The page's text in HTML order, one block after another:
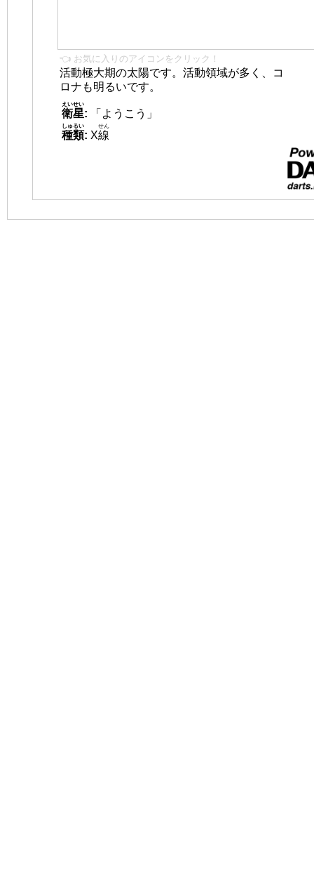
👈 お気に入りのアイコンをクリック！
活動極大期の太陽です。活動領域が多く、コ
ロナも明るいです。
衛星
えいせい
:
「ようこう」
種類
しゅるい
: X線
せん